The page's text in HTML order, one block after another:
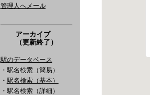
管理人へメール
アーカイブ
（更新終了）
駅のデータベース
・ 駅名検索（簡易）
・ 駅名検索（基本）
・駅名検索（詳細）